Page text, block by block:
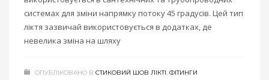
системах для зміни напрямку потоку 45 градусів. Цей тип
ліктя зазвичай використовується в додатках, де
невелика зміна на шляху
ОПУБЛІКОВАНО В СТИКОВИЙ ШОВ ЛІКТІ, ФІТИНГИ